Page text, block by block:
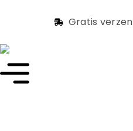
Gratis